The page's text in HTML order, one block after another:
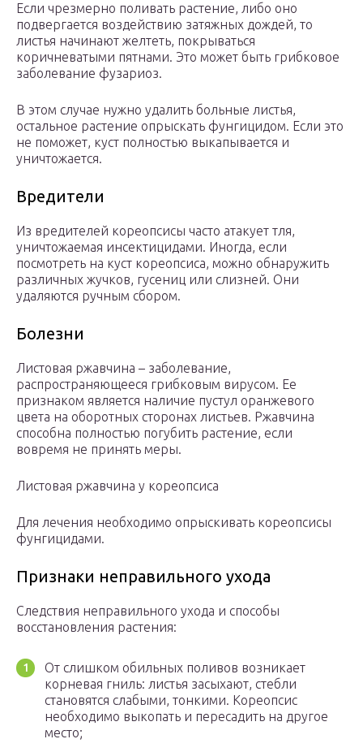
Если чрезмерно поливать растение, либо оно
подвергается воздействию затяжных дождей, то
листья начинают желтеть, покрываться
коричневатыми пятнами. Это может быть грибковое
заболевание фузариоз.
В этом случае нужно удалить больные листья,
остальное растение опрыскать фунгицидом. Если это
не поможет, куст полностью выкапывается и
уничтожается.
Вредители
Из вредителей кореопсисы часто атакует тля,
уничтожаемая инсектицидами. Иногда, если
посмотреть на куст кореопсиса, можно обнаружить
различных жучков, гусениц или слизней. Они
удаляются ручным сбором.
Болезни
Листовая ржавчина – заболевание,
распространяющееся грибковым вирусом. Ее
признаком является наличие пустул оранжевого
цвета на оборотных сторонах листьев. Ржавчина
способна полностью погубить растение, если
вовремя не принять меры.
Листовая ржавчина у кореопсиса
Для лечения необходимо опрыскивать кореопсисы
фунгицидами.
Признаки неправильного ухода
Следствия неправильного ухода и способы
восстановления растения:
От слишком обильных поливов возникает
корневая гниль: листья засыхают, стебли
становятся слабыми, тонкими. Кореопсис
необходимо выкопать и пересадить на другое
место;